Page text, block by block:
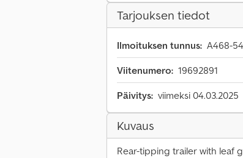
Tarjouksen tiedot
Ilmoituksen tunnus: A468-
Viitenumero: 19692891
Päivitys: viimeksi 04.03.2025
Kuvaus
Rear-tipping trailer with leaf